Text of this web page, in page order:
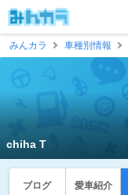
みんカラ
車種別情報
chiha T
ブログ 愛車紹介